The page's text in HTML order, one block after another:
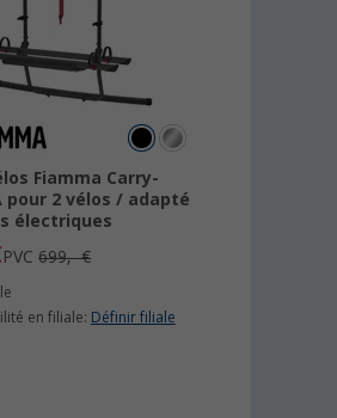
Fiamma Carry-
pour 2 vélos / adapté
électriques
PVC699,- €
en filiale: Définir filiale